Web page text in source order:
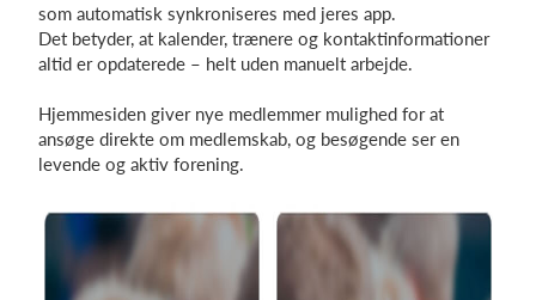
som automatisk synkroniseres med jeres app.
Det betyder, at kalender, trænere og kontaktinformationer
altid er opdaterede – helt uden manuelt arbejde.
Hjemmesiden giver nye medlemmer mulighed for at
ansøge direkte om medlemskab, og besøgende ser en
levende og aktiv forening.